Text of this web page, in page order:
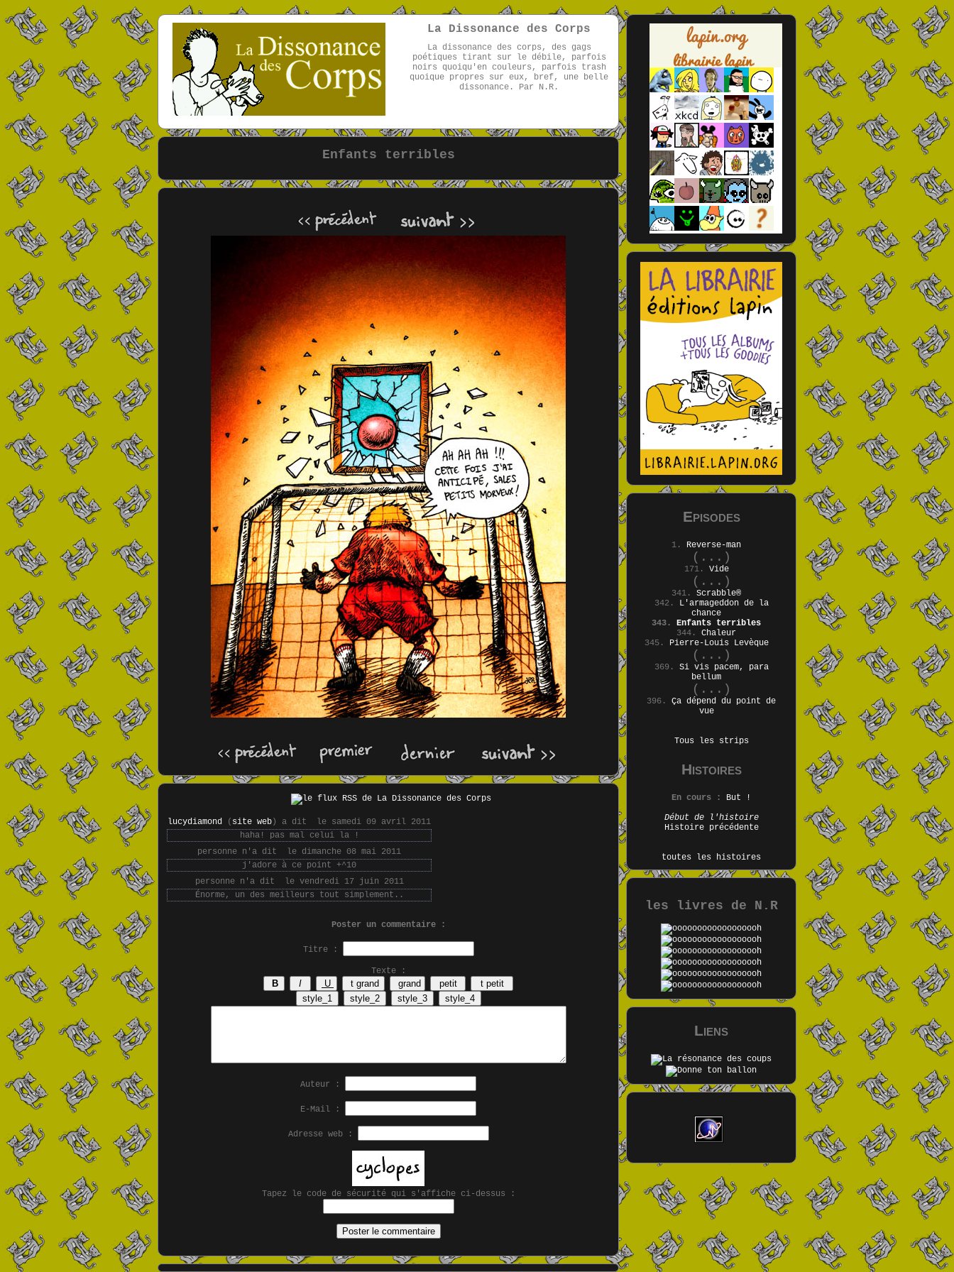
La Dissonance des Corps
La dissonance des corps, des gags
poétiques tirant sur le débile, parfois
noirs quoiqu'en couleurs, parfois trash
quoique propres sur eux, bref, une belle
dissonance. Par N.R.
Enfants terribles
lucydiamond ( site web) a dit
le samedi 09 avril 2011
haha! pas mal celui la !
personne n'a dit
le dimanche 08 mai 2011
j'adore à ce point +^10
personne n'a dit
le vendredi 17 juin 2011
Énorme, un des meilleurs tout simplement..
Poster un commentaire :
Titre :
Texte :
Auteur :
E-Mail :
Adresse web :
Tapez le code de sécurité qui s'affiche ci-dessus :
Episodes
1. Reverse-man
(...)
171. Vide
(...)
341. Scrabble®
342.
L'armageddon de la
chance
343. Enfants terribles
344. Chaleur
345.
Pierre-Louis Levèque
(...)
369. Si vis pacem, para
bellum
(...)
396. Ça dépend du point de
vue
Tous les strips
Histoires
En cours :
But !
Début de l'histoire
Histoire précédente
toutes les histoires
les livres de N.R
Liens